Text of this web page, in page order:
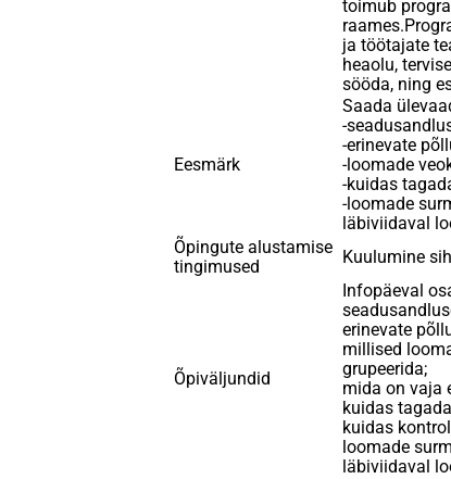
toimub
ja töötajate
heaolu,
sööda, ning
Eesmärk
Saada
-
-erinevate
-loomade
-kuidas
-loomade
läbiviidaval
Õpingute alustamise
tingimused
Kuulumine
Õpiväljundid
Infopäeval
erinevate
millised
grupeerida;
mida on vaja
kuidas
kuidas
loomade
läbiviidaval